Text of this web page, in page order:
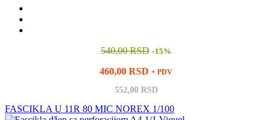
540,00 RSD -15%
460,00 RSD + PDV
552,00 RSD
FASCIKLA U 11R 80 MIC NOREX 1/100